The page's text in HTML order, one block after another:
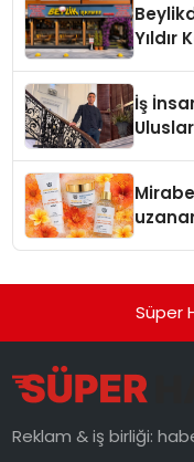
Yıldır
İş
Süper
Reklam & iş birliği: